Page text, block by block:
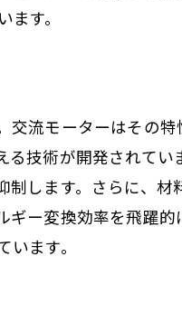
す。
交流モーターはその
技術が開発されてい
します。さらに、材
ー変換効率を飛躍的
ます。